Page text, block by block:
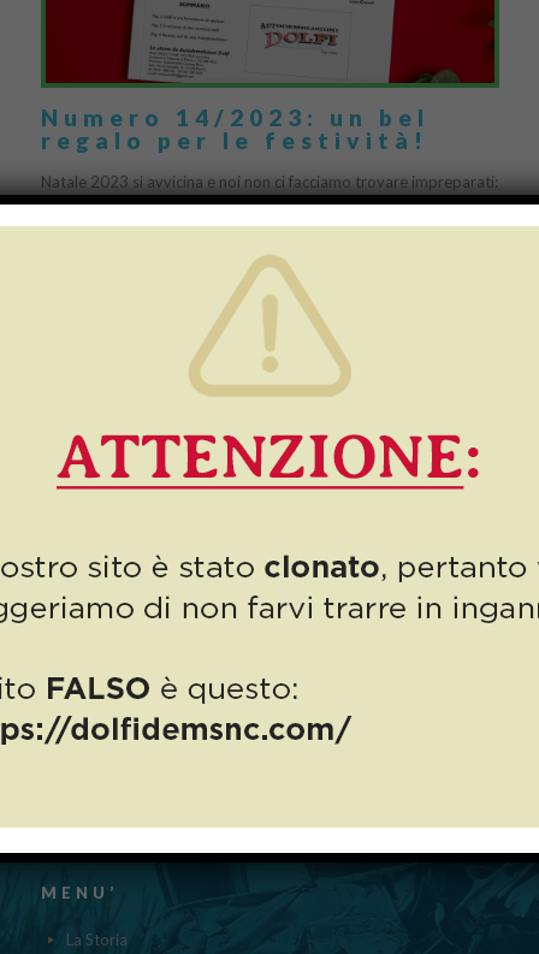
Numero 14/2023: un bel
regalo per le festività!
Natale 2023 si avvicina e noi non ci facciamo trovare impreparati:
la nostra Cristina in questi giorni aspetta tutti, clienti vecchi e
nuovi, nel suo ufficio […]
PUBBLICAZIONE AIUTI DI STATO
MENU’
La Storia